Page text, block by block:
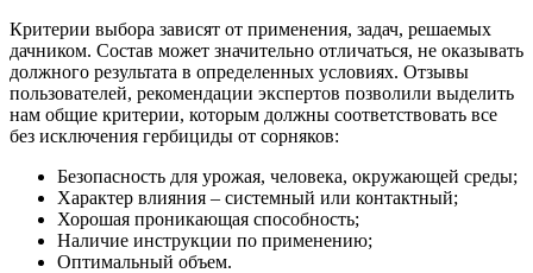
Критерии выбора зависят от применения, задач, решаемых
дачником. Состав может значительно отличаться, не оказывать
должного результата в определенных условиях. Отзывы
пользователей, рекомендации экспертов позволили выделить
нам общие критерии, которым должны соответствовать все
без исключения гербициды от сорняков:
Безопасность для урожая, человека, окружающей среды;
Характер влияния – системный или контактный;
Хорошая проникающая способность;
Наличие инструкции по применению;
Оптимальный объем.